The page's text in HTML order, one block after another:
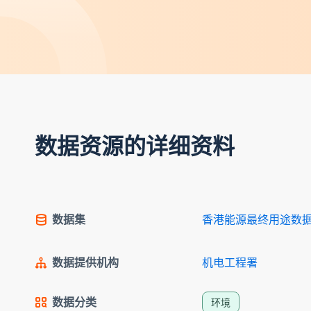
数据资源的详细资料
数据集 香港能源最终用途数
数据提供机构 机电工程署
数据分类 环境